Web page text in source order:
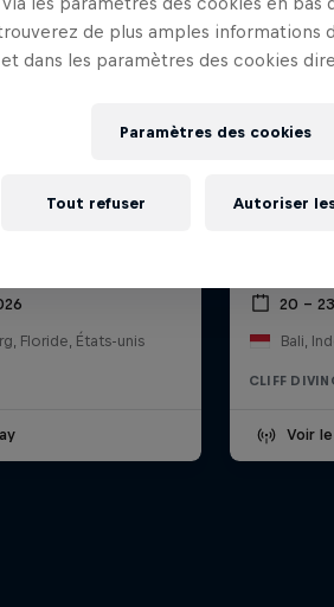
Floride, États-unis
20 –
Bali,
CLIFF
Voir
de plus amples informations
et dans les paramètres des cookies
Paramètres des cookies
Tout refuser Autoriser